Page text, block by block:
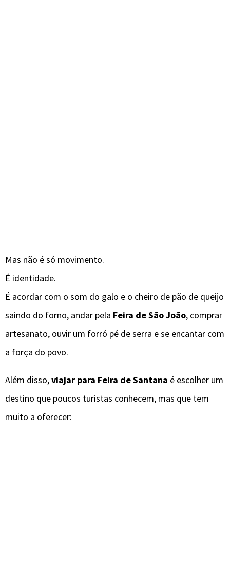
Mas não é só movimento.
É identidade.
É acordar com o som do galo e o cheiro de pão de queijo
saindo do forno, andar pela Feira de São João, comprar
artesanato, ouvir um forró pé de serra e se encantar com
a força do povo.
Além disso,viajar para Feira de Santana é escolher um
destino que poucos turistas conhecem, mas que tem
muito a oferecer: